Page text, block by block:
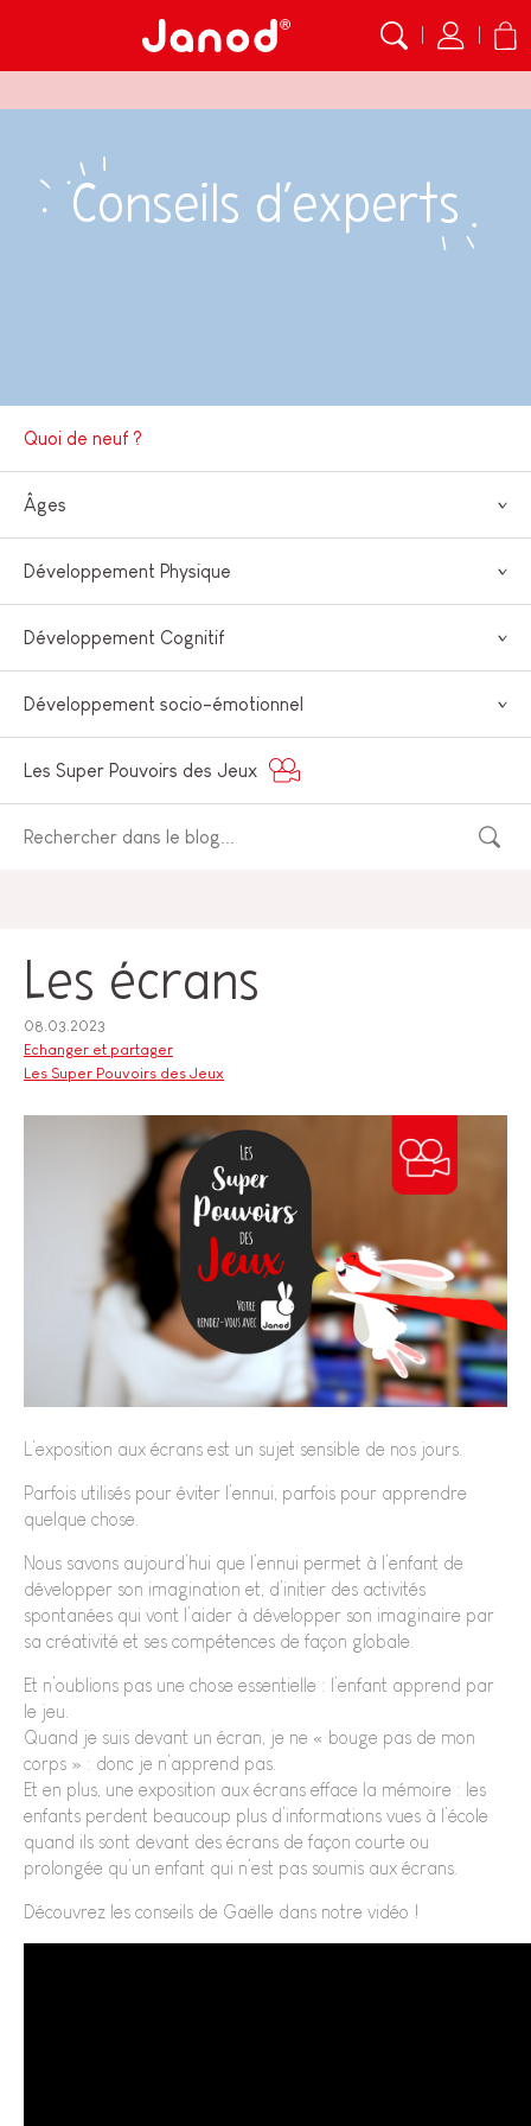
Conseils d’experts
Quoi de neuf ?
Âges
Développement Physique
Développement Cognitif
Développement socio-émotionnel
Les Super Pouvoirs des Jeux
Les écrans
08.03.2023
Echanger et partager
Les Super Pouvoirs des Jeux
L’exposition aux écrans est un sujet sensible de nos jours.
Parfois utilisés pour éviter l’ennui, parfois pour apprendre
quelque chose.
Nous savons aujourd’hui que l’ennui permet à l’enfant de
développer son imagination et, d’initier des activités
spontanées qui vont l’aider à développer son imaginaire par
sa créativité et ses compétences de façon globale.
Et n’oublions pas une chose essentielle : l’enfant apprend par
le jeu.
Quand je suis devant un écran, je ne « bouge pas de mon
corps » : donc je n’apprend pas.
Et en plus, une exposition aux écrans efface la mémoire : les
enfants perdent beaucoup plus d’informations vues à l’école
quand ils sont devant des écrans de façon courte ou
prolongée qu’un enfant qui n’est pas soumis aux écrans.
Découvrez les conseils de Gaëlle dans notre vidéo !